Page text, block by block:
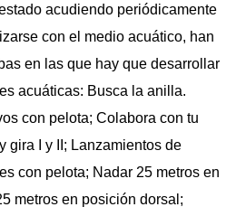
acudiendo periódicamente
con el medio acuático, han
en las que hay que desarrollar
acuáticas: Busca la anilla.
con pelota; Colabora con tu
gira I y II; Lanzamientos de
con pelota; Nadar 25 metros en
metros en posición dorsal;